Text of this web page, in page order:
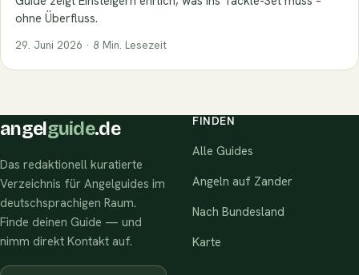
ohne Überfluss.
29. Juni 2026 · 8 Min. Lesezeit
angel guide.de
Das redaktionell kuratierte
Verzeichnis für Angelguides im
deutschsprachigen Raum.
Finde deinen Guide — und
nimm direkt Kontakt auf.
FINDEN
Alle Guides
Angeln auf Zander
Nach Bundesland
Karte